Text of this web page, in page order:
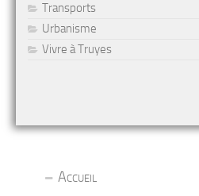
Transports
Urbanisme
Vivre à Truyes
Accueil